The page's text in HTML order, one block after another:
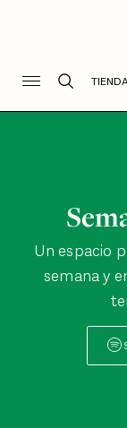
Un espacio
semana y